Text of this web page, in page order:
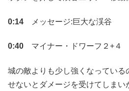
0:14 メッセージ:巨大な渓谷
0:40 マイナー・ドワーフ２+４
城の敵よりも少し強くなっている
せないとダメージを受けてしまい